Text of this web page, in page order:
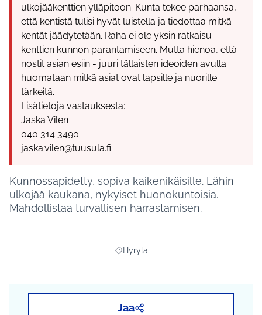
ulkojääkenttien ylläpitoon. Kunta tekee parhaansa,
että kentistä tulisi hyvät luistella ja tiedottaa mitkä
kentät jäädytetään. Raha ei ole yksin ratkaisu
kenttien kunnon parantamiseen. Mutta hienoa, että
nostit asian esiin - juuri tällaisten ideoiden avulla
huomataan mitkä asiat ovat lapsille ja nuorille
tärkeitä.
Lisätietoja vastauksesta:
Jaska Vilen
040 314 3490
jaska.vilen@tuusula.fi
Kunnossapidetty, sopiva kaikenikäisille. Lähin
ulkojää kaukana, nykyiset huonokuntoisia.
Mahdollistaa turvallisen harrastamisen.
Rajaa tulokset teeman mukaan: Hyrylä
Hyrylä
Jaa